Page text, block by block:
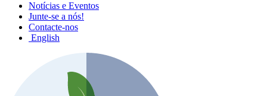
Notícias e Eventos
Junte-se a nós!
Contacte-nos
English